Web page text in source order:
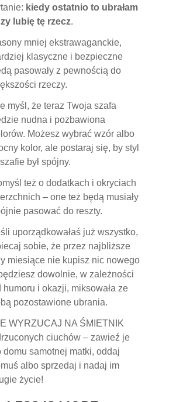
kiedy ostatnio to ubrałam
lubię tę rzecz.
mniej ekstrawaganckie,
klasyczne i bezpieczne
pasowały z pewnością do
rzeczy.
myśl, że teraz Twoja szafa
nudna i pozbawiona
Możesz wybrać wzór albo
kolor, ale postaraj się, by styl
był spójny.
też o dodatkach i okryciach
– one też będą musiały
pasować do reszty.
uporządkowałaś już wszystko,
sobie, że przez najbliższe
miesiące nie kupisz nic nowego
dowolnie, w zależności
humoru i okazji, miksowała ze
pozostawione ubrania.
WYRZUCAJ NA ŚMIETNIK
ciuchów – zawieź je
domu samotnej matki, oddaj
albo sprzedaj i nadaj im
życie!